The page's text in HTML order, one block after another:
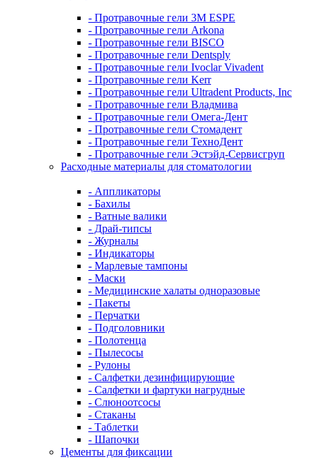
- Протравочные гели 3М ESPE
- Протравочные гели Arkona
- Протравочные гели BISCO
- Протравочные гели Dentsply
- Протравочные гели Ivoclar Vivadent
- Протравочные гели Kerr
- Протравочные гели Ultradent Products, Inc
- Протравочные гели Владмива
- Протравочные гели Омега-Дент
- Протравочные гели Стомадент
- Протравочные гели ТехноДент
- Протравочные гели Эстэйд-Сервисгруп
Расходные материалы для стоматологии
- Аппликаторы
- Бахилы
- Ватные валики
- Драй-типсы
- Журналы
- Индикаторы
- Марлевые тампоны
- Маски
- Медицинские халаты одноразовые
- Пакеты
- Перчатки
- Подголовники
- Полотенца
- Пылесосы
- Рулоны
- Салфетки дезинфицирующие
- Салфетки и фартуки нагрудные
- Слюноотсосы
- Стаканы
- Таблетки
- Шапочки
Цементы для фиксации